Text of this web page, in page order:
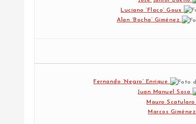
Luciano ‘Flaco’ Goux
Alan ‘Bocha’ Giménez
Fernando ‘Negro’ Enrique
Juan Manuel Sosa
Mauro Scatularo
Marcos Giménez